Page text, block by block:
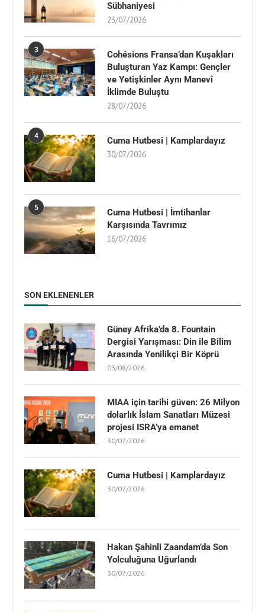
Sübhaniyesi
23/07/2026
3
Cohésions Fransa’dan Kuşakları
Buluşturan Yaz Kampı: Gençler
ve Yetişkinler Aynı Manevî
İklimde Buluştu
28/07/2026
4 Cuma Hutbesi | Kamplardayız
30/07/2026
5
Cuma Hutbesi | İmtihanlar
Karşısında Tavrımız
16/07/2026
SON EKLENENLER
Güney Afrika’da 8. Fountain
Dergisi Yarışması: Din ile Bilim
Arasında Yenilikçi Bir Köprü
03/08/2026
MIAA için tarihi güven: 26 Milyon
dolarlık İslam Sanatları Müzesi
projesi ISRA’ya emanet
30/07/2026
Cuma Hutbesi | Kamplardayız
30/07/2026
Hakan Şahinli Zaandam’da Son
Yolculuğuna Uğurlandı
30/07/2026